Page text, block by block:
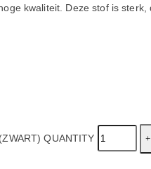
kwaliteit. Deze stof is sterk,
QUANTITY